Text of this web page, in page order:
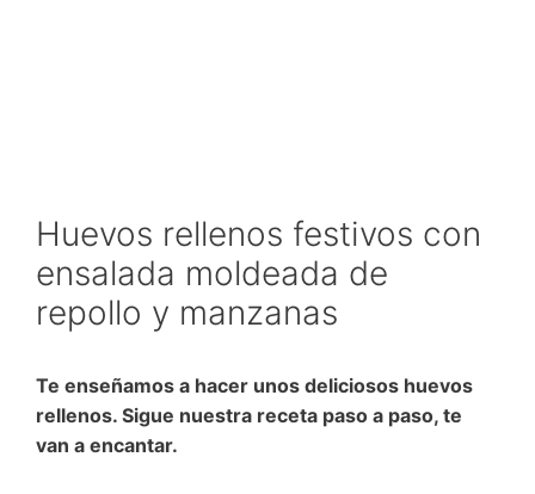
Huevos rellenos festivos con
ensalada moldeada de
repollo y manzanas
Te enseñamos a hacer unos deliciosos huevos
rellenos. Sigue nuestra receta paso a paso, te
van a encantar.